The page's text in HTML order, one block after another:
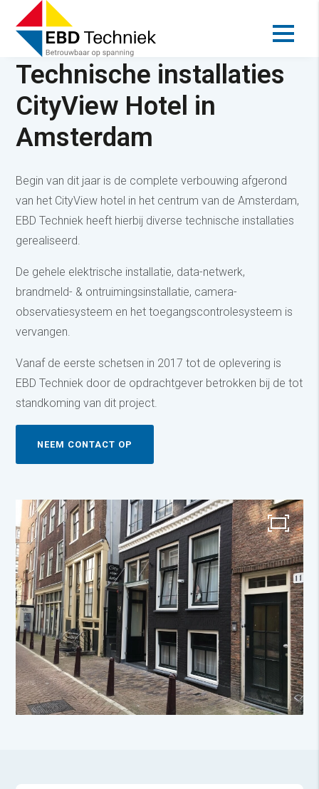
Technische installaties
CityView Hotel in
Amsterdam
Begin van dit jaar is de complete verbouwing afgerond
van het CityView hotel in het centrum van de Amsterdam,
EBD Techniek heeft hierbij diverse technische installaties
gerealiseerd.
De gehele elektrische installatie, data-netwerk,
brandmeld- & ontruimingsinstallatie, camera-
observatiesysteem en het toegangscontrolesysteem is
vervangen.
Vanaf de eerste schetsen in 2017 tot de oplevering is
EBD Techniek door de opdrachtgever betrokken bij de tot
standkoming van dit project.
NEEM CONTACT OP